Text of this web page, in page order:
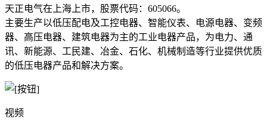
天正电气在上海上市，股票代码：605066。
主要生产以低压配电及工控电器、智能仪表、电源电器、变频
器、高压电器、建筑电器为主的工业电器产品，为电力、通
讯、新能源、工民建、冶金、石化、机械制造等行业提供优质
的低压电器产品和解决方案。
视频